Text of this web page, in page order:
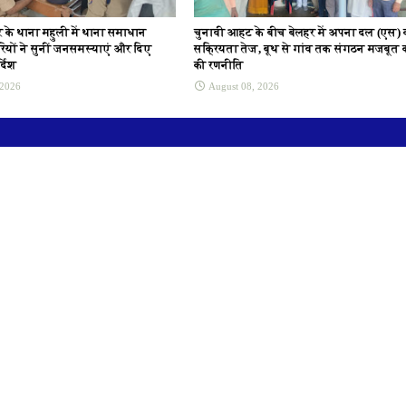
थाना महुली में थाना समाधान
ने सुनीं जनसमस्याएं और दिए
चुनावी आहट के बीच बेलहर में अपना दल (एस)
सक्रियता तेज, बूथ से गांव तक संगठन मजबूत
की रणनीति
August 08, 2026